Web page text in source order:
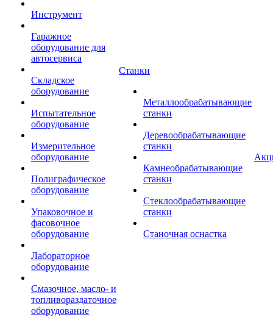
Инструмент
Гаражное
оборудование для
автосервиса
Складское
оборудование
Испытательное
оборудование
Измерительное
оборудование
Полиграфическое
оборудование
Упаковочное и
фасовочное
оборудование
Лабораторное
оборудование
Смазочное, масло- и
топливораздаточное
оборудование
Станки
Металлообрабатывающие
станки
Деревообрабатывающие
станки
Камнеобрабатывающие
станки
Стеклообрабатывающие
станки
Станочная оснастка